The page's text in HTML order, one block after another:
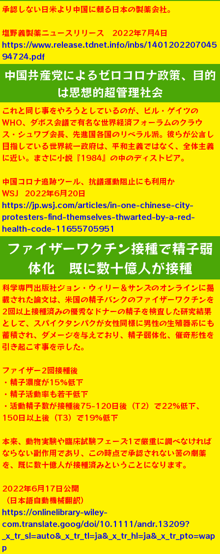
承認しない日米より中国に頼る日本の製薬会社。
塩野義製薬ニュースリリース 2022年7月4日
https://www.release.tdnet.info/inbs/1401202207045
94724.pdf
中国共産党によるゼロコロナ政策、目的
は思想的超管理社会
これと同じ事をやろうとしているのが、ビル・ゲイツの
WHO、ダボス会議で有名な世界経済フォーラムのクラウ
ス・シュワブ会長、先進国各国のリベラル派。彼らが公言し
目指している世界統一政府は、平和主義ではなく、全体主義
に近い。まさに小説『1984』の中のディストピア。
中国コロナ追跡ツール、抗議運動阻止にも利用か
WSJ 2022年6月20日
https://jp.wsj.com/articles/in-one-chinese-city-
protesters-find-themselves-thwarted-by-a-red-
health-code-11655705951
ファイザーワクチン接種で精子弱
体化 既に数十億人が接種
科学専門出版社ジョン・ウィリー＆サンズのオンラインに掲
載された論文は、米国の精子バンクのファイザーワクチンを
2回以上接種済みの優秀なドナーの精子を検査した研究結果
として、スパイクタンパクが女性同様に男性の生殖器系にも
蓄積され、ダメージを与えており、精子弱体化、催奇形性を
引き起こす事を示した。
ファイザー2回接種後
・精子濃度が15%低下
・精子活動率も若干低下
・活動精子数が接種後75-120日後（T2）で22%低下、
150日以上後（T3）で19%低下
本来、動物実験や臨床試験フェーズ1で厳重に調べなければ
ならない副作用であり、この時点で承認されない筈の劇薬
を、既に数十億人が接種済みということになります。
2022年6月17日公開
（日本語自動機械翻訳）
https://onlinelibrary-wiley-
com.translate.goog/doi/10.1111/andr.13209?
_x_tr_sl=auto&_x_tr_tl=ja&_x_tr_hl=ja&_x_tr_pto=wap
p